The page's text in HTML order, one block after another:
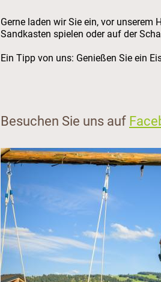
Gerne laden wir Sie ein, vor
Sandkasten spielen oder auf der
Ein Tipp von uns: Genießen Sie ein
Besuchen Sie uns auf